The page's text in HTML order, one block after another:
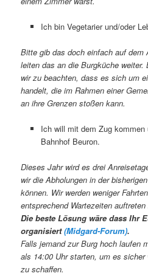
Ich bin Vegetarier und/oder
Bitte gib das doch einfach auf dem
leiten das an die Burgküche
wir zu beachten, dass es sich um
handelt, die im Rahmen einer
an ihre Grenzen stoßen kann.
Ich will mit dem Zug
Bahnhof Beuron.
Dieses Jahr wird es drei
wir die Abholungen in der
können. Wir werden weniger
entsprechend Wartezeiten auftreten
Die beste Lösung wäre dass Ihr
organisiert(Midgard-Forum).
Falls jemand zur Burg hoch laufen
als 14:00 Uhr starten, um es
zu schaffen.